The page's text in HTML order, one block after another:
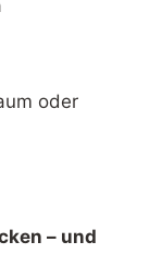
oder
– und